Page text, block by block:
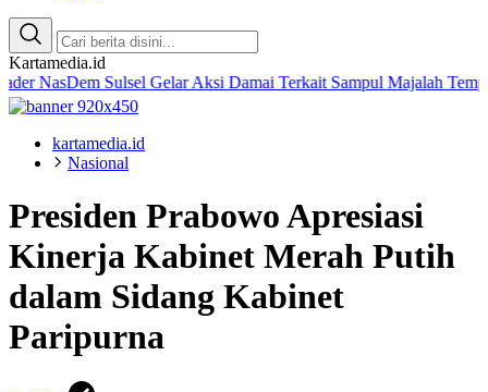
Kartamedia.id
Sulsel Gelar Aksi Damai Terkait Sampul Majalah Tempo
kartamedia.id
Nasional
Presiden Prabowo Apresiasi
Kinerja Kabinet Merah Putih
dalam Sidang Kabinet
Paripurna